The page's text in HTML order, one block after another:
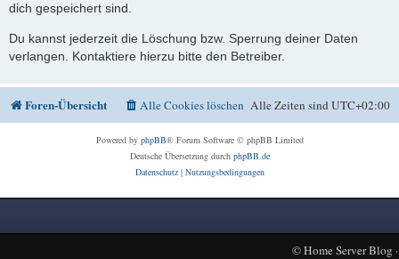
dich gespeichert sind.
Du kannst jederzeit die Löschung bzw. Sperrung deiner Daten
verlangen. Kontaktiere hierzu bitte den Betreiber.
Foren-Übersicht Alle Zeiten sindUTC+02:00
Alle Cookies löschen
Powered by phpBB® Forum Software © phpBB Limited
Deutsche Übersetzung durch phpBB.de
Datenschutz| Nutzungsbedingungen
©Home Server Blog